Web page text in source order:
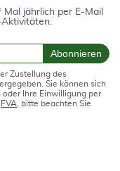
jährlich per E-Mail
Abonnieren
Zustellung des
Sie können sich
Ihre Einwilligung per
FVA , bitte beachten Sie